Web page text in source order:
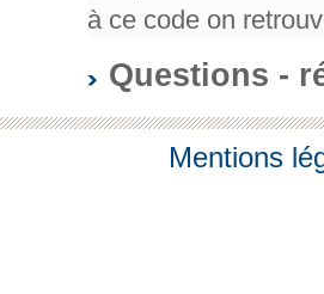
à ce code on
Questions -
Mentions